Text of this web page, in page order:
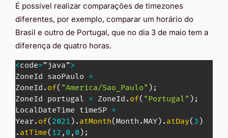
É possível realizar comparações de timezones
diferentes, por exemplo, comparar um horário do
Brasil e outro de Portugal, que no dia 3 de maio tem a
diferença de quatro horas.
<code=”java”>
ZoneId saoPaulo =
ZoneId . of( "America/Sao_Paulo" ) ;
ZoneId portugal = ZoneId . of( "Portugal" ) ;
LocalDateTime timeSP =
Year. of( 2021 ) . atMonth(Month .MAY) . atDay( 3 )
. atTime( 12 , 0 , 0 ) ;